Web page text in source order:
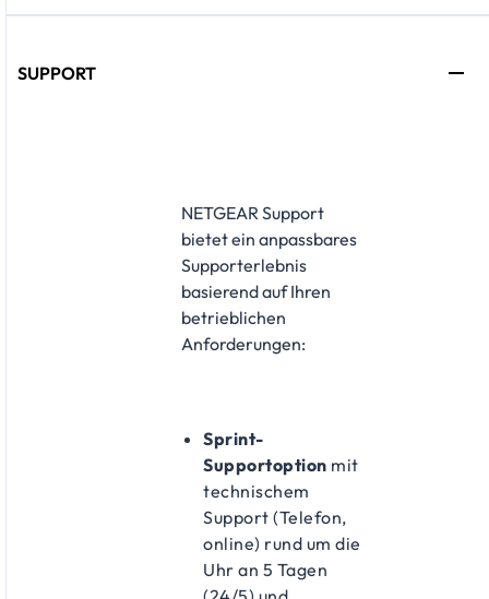
SUPPORT
NETGEAR Support
bietet ein anpassbares
Supporterlebnis
basierend auf Ihren
betrieblichen
Anforderungen:
Sprint-
Supportoption mit
technischem
Support (Telefon,
online) rund um die
Uhr an 5 Tagen